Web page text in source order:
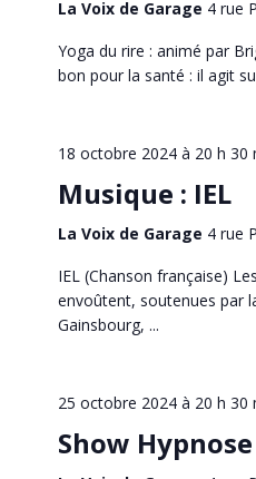
La Voix de Garage 4 rue
Yoga du rire : animé par
bon pour la santé : il agit
18 octobre 2024 à 20 h 30
Musique : IEL
La Voix de Garage 4 rue
IEL (Chanson française)
envoûtent, soutenues par
Gainsbourg, ...
25 octobre 2024 à 20 h 30
Show